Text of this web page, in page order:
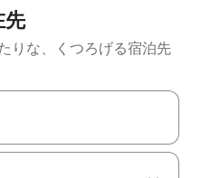
先
りな、くつろげる宿泊先
の矢印キーを使って移動するか